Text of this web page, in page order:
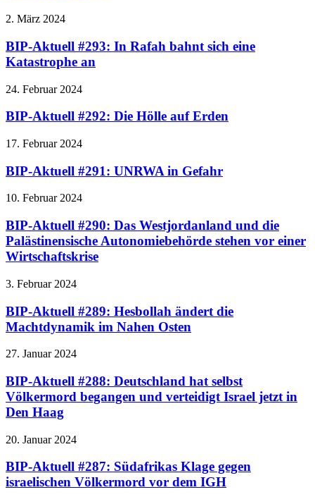
2. März 2024
BIP-Aktuell #293: In Rafah bahnt sich eine
Katastrophe an
24. Februar 2024
BIP-Aktuell #292: Die Hölle auf Erden
17. Februar 2024
BIP-Aktuell #291: UNRWA in Gefahr
10. Februar 2024
BIP-Aktuell #290: Das Westjordanland und die
Palästinensische Autonomiebehörde stehen vor einer
Wirtschaftskrise
3. Februar 2024
BIP-Aktuell #289: Hesbollah ändert die
Machtdynamik im Nahen Osten
27. Januar 2024
BIP-Aktuell #288: Deutschland hat selbst
Völkermord begangen und verteidigt Israel jetzt in
Den Haag
20. Januar 2024
BIP-Aktuell #287: Südafrikas Klage gegen
israelischen Völkermord vor dem IGH